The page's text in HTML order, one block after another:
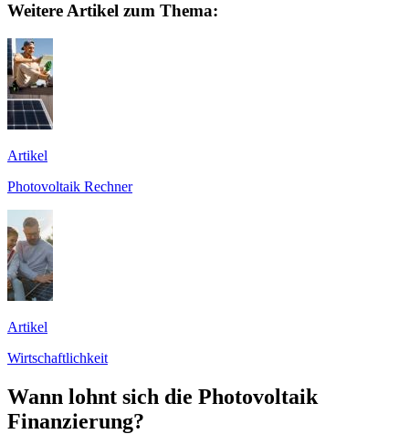
Weitere Artikel zum Thema:
Artikel
Photovoltaik Rechner
Artikel
Wirtschaftlichkeit
Wann lohnt sich die Photovoltaik
Finanzierung?